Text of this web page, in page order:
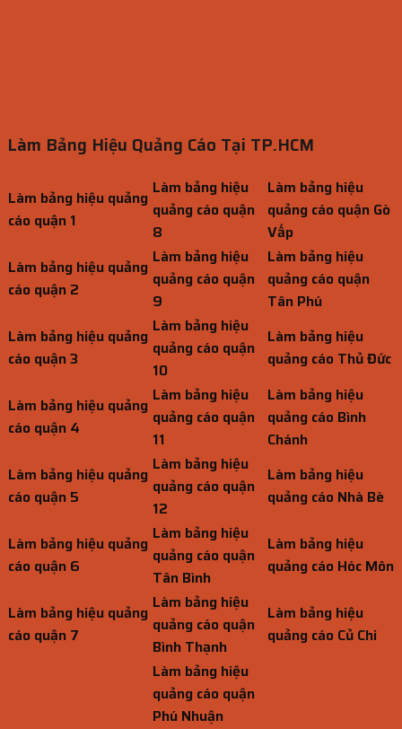
Làm Bảng Hiệu Quảng Cáo Tại TP.HCM
Làm bảng hiệu quảng
cáo quận 1
Làm bảng hiệu
quảng cáo quận
8
Làm bảng hiệu
quảng cáo quận Gò
Vấp
Làm bảng hiệu quảng
cáo quận 2
Làm bảng hiệu
quảng cáo quận
9
Làm bảng hiệu
quảng cáo quận
Tân Phú
Làm bảng hiệu quảng
cáo quận 3
Làm bảng hiệu
quảng cáo quận
10
Làm bảng hiệu
quảng cáo Thủ Đức
Làm bảng hiệu quảng
cáo quận 4
Làm bảng hiệu
quảng cáo quận
11
Làm bảng hiệu
quảng cáo Bình
Chánh
Làm bảng hiệu quảng
cáo quận 5
Làm bảng hiệu
quảng cáo quận
12
Làm bảng hiệu
quảng cáo Nhà Bè
Làm bảng hiệu quảng
cáo quận 6
Làm bảng hiệu
quảng cáo quận
Tân Bình
Làm bảng hiệu
quảng cáo Hóc Môn
Làm bảng hiệu quảng
cáo quận 7
Làm bảng hiệu
quảng cáo quận
Bình Thạnh
Làm bảng hiệu
quảng cáo Củ Chi
Làm bảng hiệu
quảng cáo quận
Phú Nhuận